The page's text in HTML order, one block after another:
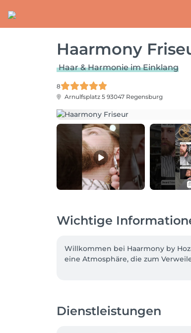
Haarmony
Haar & Harmonie im Einklang
8
Arnulfsplatz 5 93047 Regensburg
Wichtige
Willkommen bei Haarmony by
eine Atmosphäre, die zum
Dienstleistungen